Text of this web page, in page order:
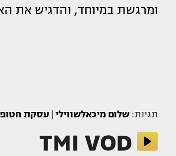
ומרגשת במיוחד, והדגיש את
תגיות:שלום מיכאלשווילי עסקת
TMI VOD